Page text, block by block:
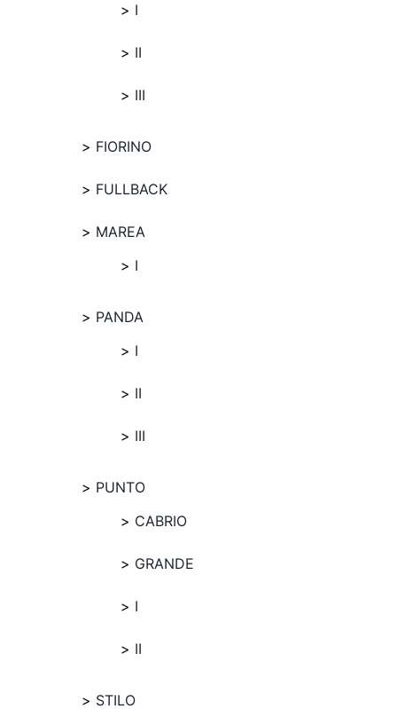
I
II
III
FIORINO
FULLBACK
MAREA
I
PANDA
I
II
III
PUNTO
CABRIO
GRANDE
I
II
STILO